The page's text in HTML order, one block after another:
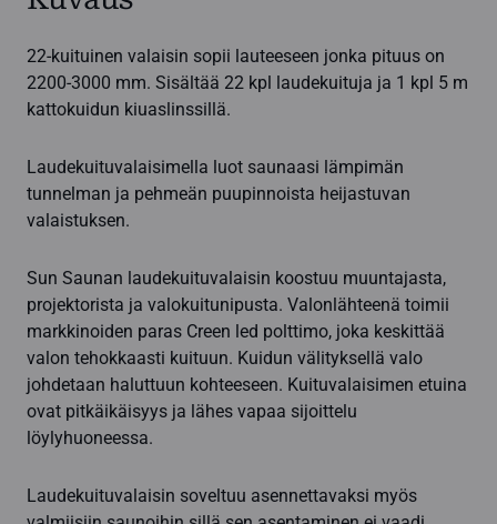
22-kuituinen valaisin sopii lauteeseen jonka pituus on
2200-3000 mm. Sisältää 22 kpl laudekuituja ja 1 kpl 5 m
kattokuidun kiuaslinssillä.
Laudekuituvalaisimella luot saunaasi lämpimän
tunnelman ja pehmeän puupinnoista heijastuvan
valaistuksen.
Sun Saunan laudekuituvalaisin koostuu muuntajasta,
projektorista ja valokuitunipusta. Valonlähteenä toimii
markkinoiden paras Creen led polttimo, joka keskittää
valon tehokkaasti kuituun. Kuidun välityksellä valo
johdetaan haluttuun kohteeseen. Kuituvalaisimen etuina
ovat pitkäikäisyys ja lähes vapaa sijoittelu
löylyhuoneessa.
Laudekuituvalaisin soveltuu asennettavaksi myös